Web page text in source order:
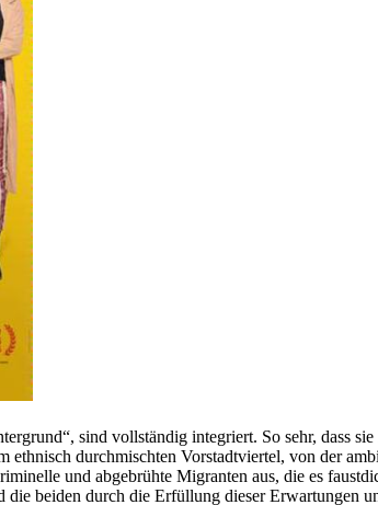
sind vollständig integriert. So sehr, dass
ethnisch durchmischten Vorstadtviertel, von der
und abgebrühte Migranten aus, die es
beiden durch die Erfüllung dieser Erwartungen